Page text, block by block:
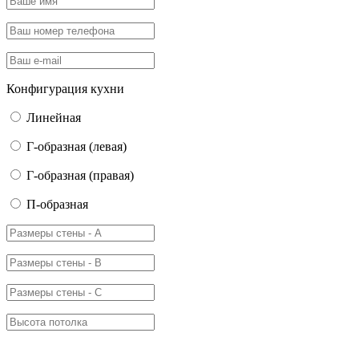
Конфигурация кухни
Линейная
Г-образная (левая)
Г-образная (правая)
П-образная